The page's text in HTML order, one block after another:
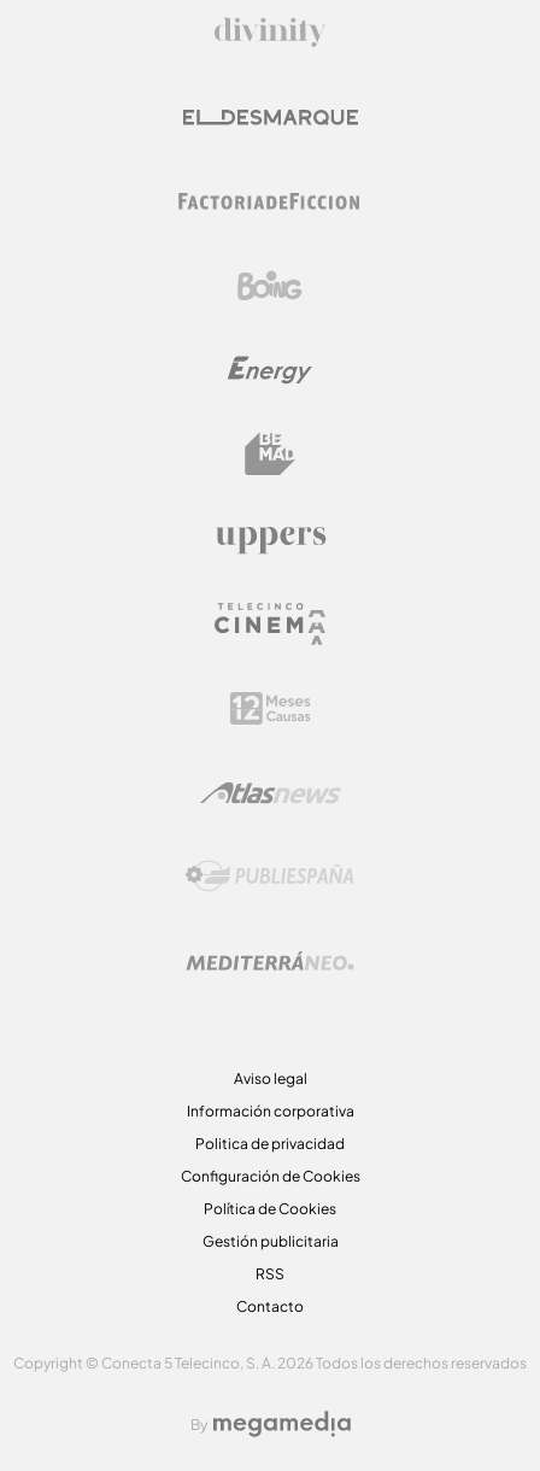
Aviso legal
Información corporativa
Politica de privacidad
Configuración de Cookies
Política de Cookies
Gestión publicitaria
RSS
Contacto
Copyright © Conecta 5 Telecinco, S. A. 2026 Todos los derechos reservados
By